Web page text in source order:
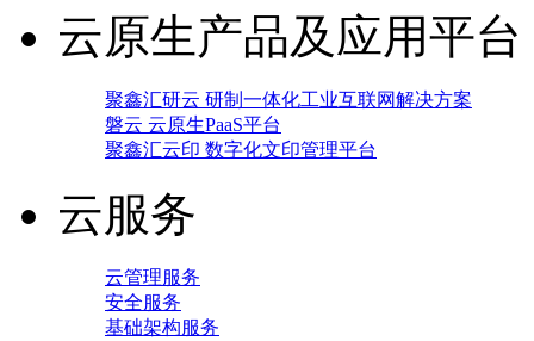
云原生产品及应用平台
聚鑫汇研云 研制一体化工业互联网解决方案
磐云 云原生PaaS平台
聚鑫汇云印 数字化文印管理平台
云服务
云管理服务
安全服务
基础架构服务